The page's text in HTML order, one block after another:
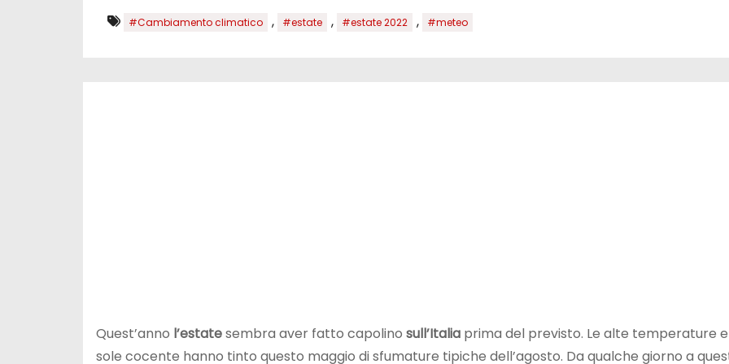
#Cambiamento climatico , #estate , #estate 2022 , #meteo
Quest’anno l’estatesembra aver fatto capolino sull’Italia prima del previsto. Le alte temperature
sole cocente hanno tinto questo maggio di sfumature tipiche dell’agosto. Da qualche giorno a